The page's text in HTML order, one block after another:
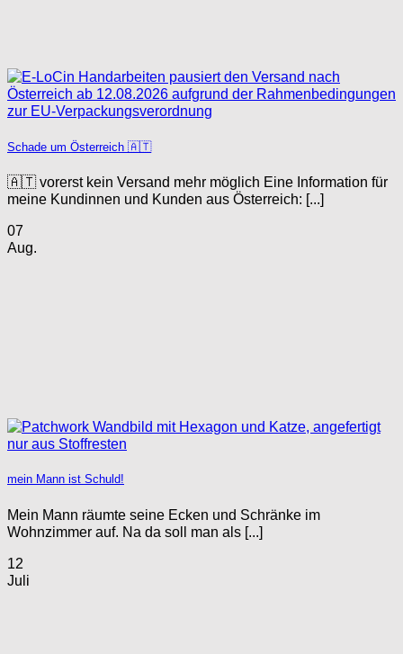
Schade um Österreich 🇦🇹
🇦🇹 vorerst kein Versand mehr möglich Eine Information für
meine Kundinnen und Kunden aus Österreich: [...]
07
Aug.
mein Mann ist Schuld!
Mein Mann räumte seine Ecken und Schränke im
Wohnzimmer auf. Na da soll man als [...]
12
Juli